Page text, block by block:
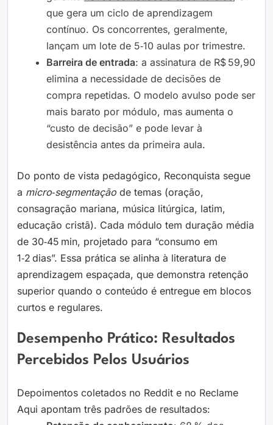
que gera um ciclo de aprendizagem
contínuo. Os concorrentes, geralmente,
lançam um lote de 5‑10 aulas por trimestre.
Barreira de entrada: a assinatura de R$ 59,90
elimina a necessidade de decisões de
compra repetidas. O modelo avulso pode ser
mais barato por módulo, mas aumenta o
“custo de decisão” e pode levar à
desistência antes da primeira aula.
Do ponto de vista pedagógico, Reconquista segue
a micro‑segmentação de temas (oração,
consagração mariana, música litúrgica, latim,
educação cristã). Cada módulo tem duração média
de 30‑45 min, projetado para “consumo em
1‑2 dias”. Essa prática se alinha à literatura de
aprendizagem espaçada, que demonstra retenção
superior quando o conteúdo é entregue em blocos
curtos e regulares.
Desempenho Prático: Resultados
Percebidos Pelos Usuários
Depoimentos coletados no Reddit e no Reclame
Aqui apontam três padrões de resultados: